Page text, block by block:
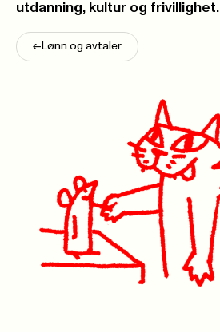
utdanning, kultur og frivillighet.
<- Lønn og avtaler